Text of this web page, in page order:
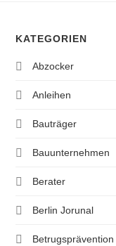
KATEGORIEN
Abzocker
Anleihen
Bauträger
Bauunternehmen
Berater
Berlin Jorunal
Betrugsprävention